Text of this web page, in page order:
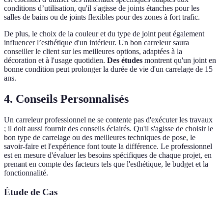
conditions d’utilisation, qu'il s'agisse de joints étanches pour les
salles de bains ou de joints flexibles pour des zones à fort trafic.
De plus, le choix de la couleur et du type de joint peut également
influencer l’esthétique d'un intérieur. Un bon carreleur saura
conseiller le client sur les meilleures options, adaptées à la
décoration et à l'usage quotidien. Des études montrent qu'un joint en
bonne condition peut prolonger la durée de vie d'un carrelage de 15
ans.
4. Conseils Personnalisés
Un carreleur professionnel ne se contente pas d'exécuter les travaux
; il doit aussi fournir des conseils éclairés. Qu'il s'agisse de choisir le
bon type de carrelage ou des meilleures techniques de pose, le
savoir-faire et l'expérience font toute la différence. Le professionnel
est en mesure d'évaluer les besoins spécifiques de chaque projet, en
prenant en compte des facteurs tels que l'esthétique, le budget et la
fonctionnalité.
Étude de Cas